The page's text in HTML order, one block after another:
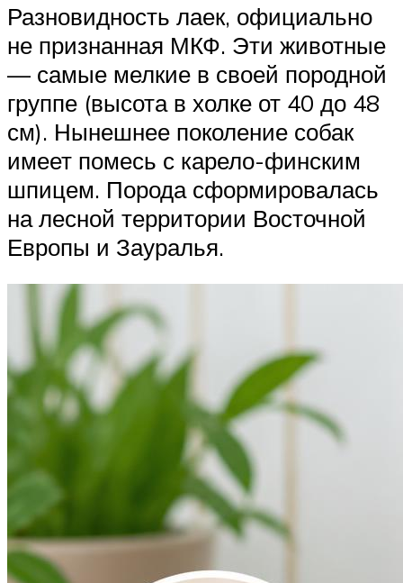
Разновидность лаек, официально
не признанная МКФ. Эти животные
— самые мелкие в своей породной
группе (высота в холке от 40 до 48
см). Нынешнее поколение собак
имеет помесь с карело-финским
шпицем. Порода сформировалась
на лесной территории Восточной
Европы и Зауралья.